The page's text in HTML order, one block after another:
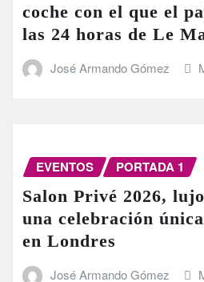
coche con el que el
las 24 horas de Le
José Armando Gómez
EVENTOS PORTADA 1
Salon Privé 2026,
una celebración
en Londres
José Armando Gómez